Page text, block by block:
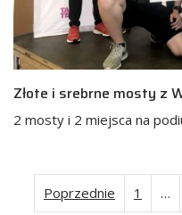
Złote i srebrne mosty z
2 mosty i 2 miejsca na
Poprzednie 1 …